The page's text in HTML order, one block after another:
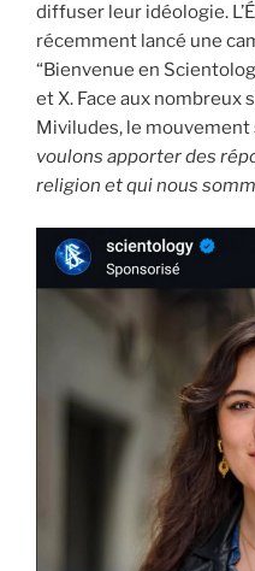
diffuser leur idéologie.
récemment lancé une
“Bienvenue en
et X. Face aux nombreux
Miviludes, le mouvement
voulons apporter des
religion et qui nous